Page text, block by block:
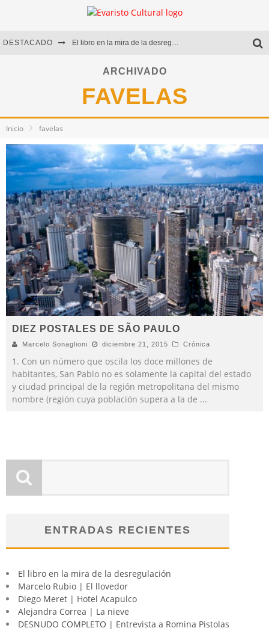
DESTACADO El libro en la mira de la desregulación
Marcelo Rubio | El llovedor
Diego Meret | Hotel Acapulco
Alejandra Correa | La nieve
ARCHIVADO
FAVELAS
Inicio favelas
DIEZ POSTALES DE SÃO PAULO
Marcelo Sonaglioni diciembre 21, 2015 Crónica
1. Con un número que oscila los doce millones de
habitantes, San Pablo no es solamente la capital del estado
y ciudad principal de la región metropolitana del mismo
nombre (región cuya población supera a la de ...
ENTRADAS RECIENTES
El libro en la mira de la desregulación
Marcelo Rubio | El llovedor
Diego Meret | Hotel Acapulco
Alejandra Correa | La nieve
DESNUDO COMPLETO | Entrevista a Romina Pistolas